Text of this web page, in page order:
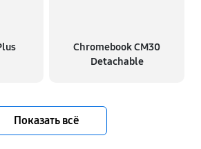
Chromebook CM30
Detachable
Показать всё